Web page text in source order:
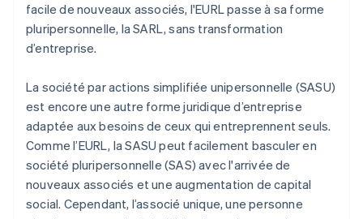
facile de nouveaux associés, l'EURL passe à sa forme
pluripersonnelle, la SARL, sans transformation
d’entreprise.
La société par actions simplifiée unipersonnelle (SASU)
est encore une autre forme juridique d’entreprise
adaptée aux besoins de ceux qui entreprennent seuls.
Comme l’EURL, la SASU peut facilement basculer en
société pluripersonnelle (SAS) avec l'arrivée de
nouveaux associés et une augmentation de capital
social. Cependant, l’associé unique, une personne